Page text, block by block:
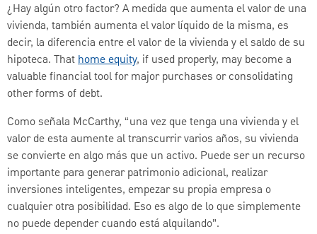
¿Hay algún otro factor? A medida que aumenta el valor de una
vivienda, también aumenta el valor líquido de la misma, es
decir, la diferencia entre el valor de la vivienda y el saldo de su
hipoteca. Thathome equity, if used properly, may become a
valuable financial tool for major purchases or consolidating
other forms of debt.
Como señala McCarthy, “una vez que tenga una vivienda y el
valor de esta aumente al transcurrir varios años, su vivienda
se convierte en algo más que un activo. Puede ser un recurso
importante para generar patrimonio adicional, realizar
inversiones inteligentes, empezar su propia empresa o
cualquier otra posibilidad. Eso es algo de lo que simplemente
no puede depender cuando está alquilando”.